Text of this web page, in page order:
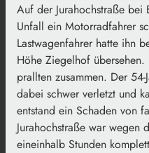
Auf der Jurahochstraße
Unfall ein Motorradfahrer
Lastwagenfahrer hatte ihn
Höhe Ziegelhof
prallten zusammen. Der
dabei schwer verletzt und
entstand ein Schaden von
Jurahochstraße war wegen
eineinhalb Stunden